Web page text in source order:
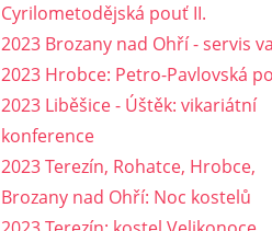
Cyrilometodějská pouť II.
2023 Brozany nad Ohří - servis
2023 Hrobce: Petro-Pavlovská
2023 Liběšice - Úštěk: vikariátní
konference
2023 Terezín, Rohatce, Hrobce,
Brozany nad Ohří: Noc kostelů